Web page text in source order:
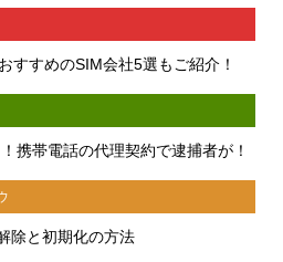
すすめのSIM会社5選もご紹介！
携帯電話の代理契約で逮捕者が！
除と初期化の方法